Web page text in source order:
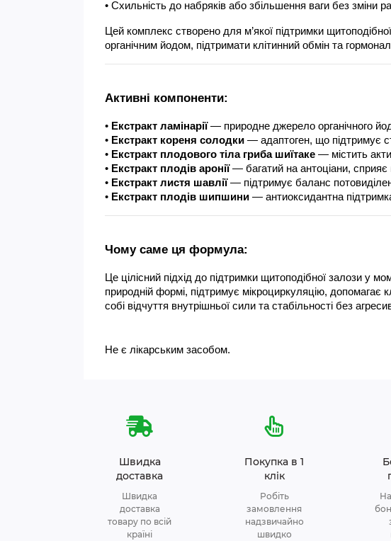
• Схильність до набряків або збільшення ваги без зміни
Цей комплекс створено для м’якої підтримки
органічним йодом, підтримати клітинний обмін та
Активні компоненти:
• Екстракт ламінарії — природне джерело органічного
• Екстракт кореня солодки — адаптоген, що підтримує
• Екстракт плодового тіла гриба шиїтаке — містить
• Екстракт плодів аронії — багатий на антоціани, сприяє
• Екстракт листя шавлії — підтримує баланс
• Екстракт плодів шипшини — антиоксидантна
Чому саме ця формула:
Це цілісний підхід до підтримки щитоподібної залози у
природній формі, підтримує мікроциркуляцію, допомагає
собі відчуття внутрішньої сили та стабільності без
Не є лікарським засобом.
Швидка
доставка
Швидка
доставка
товару по всій
країні
Покупка в 1
клік
Робіть
замовлення
надзвичайно
швидко